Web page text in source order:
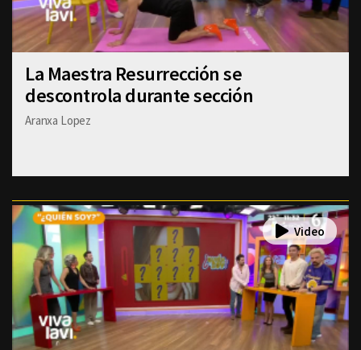
La Maestra Resurrección se
descontrola durante sección
Aranxa Lopez